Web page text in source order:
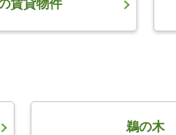
賃貸物件
鵜の木